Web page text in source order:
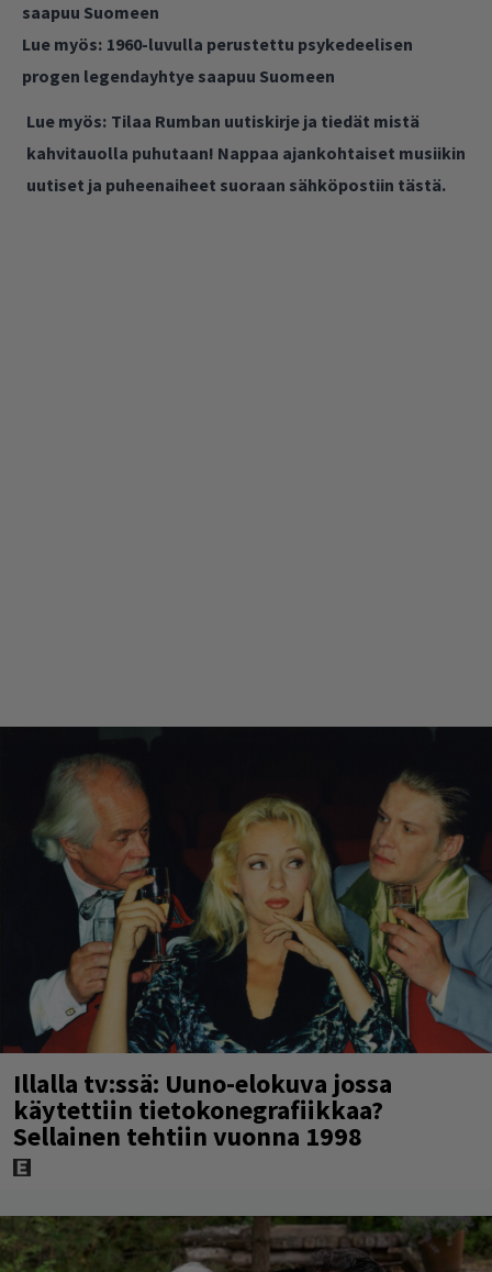
saapuu Suomeen
Lue myös: 1960-luvulla perustettu psykedeelisen
progen legendayhtye saapuu Suomeen
Lue myös: Tilaa Rumban uutiskirje ja tiedät mistä
kahvitauolla puhutaan! Nappaa ajankohtaiset musiikin
uutiset ja puheenaiheet suoraan sähköpostiin tästä.
Illalla tv:ssä: Uuno-elokuva jossa
käytettiin tietokonegrafiikkaa?
Sellainen tehtiin vuonna 1998